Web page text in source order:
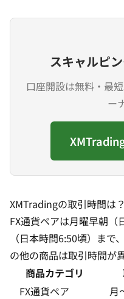
スキャルピ
口座開設は無料・最
ー
XMTradingの取引時間は？
FX通貨ペアは月曜早朝（
（日本時間6:50頃）まで
の他の商品は取引時間が
商品カテゴリ
FX通貨ペア
月